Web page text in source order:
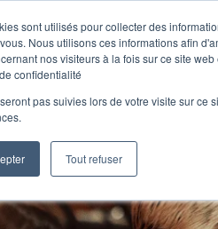
sont utilisés pour collecter des
Nous utilisons ces informations afin
nos visiteurs à la fois sur ce site
confidentialité
pas suivies lors de votre visite sur ce
Tout refuser